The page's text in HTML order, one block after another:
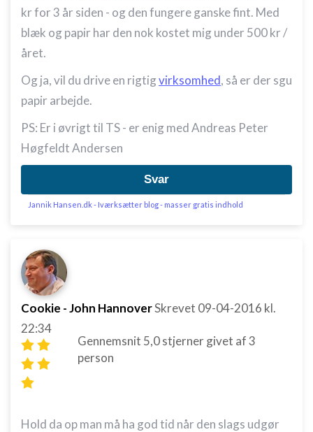
kr for 3 år siden - og den fungere ganske fint. Med
blæk og papir har den nok kostet mig under 500 kr /
året.
Og ja, vil du drive en rigtigvirksomhed, så er der sgu
papir arbejde.
PS: Er i øvrigt til TS - er enig med Andreas Peter
Høgfeldt Andersen
Svar
Jannik Hansen.dk - Iværksætter blog - masser gratis indhold
Cookie - John HannoverSkrevet 09-04-2016 kl.
22:34
Gennemsnit 5,0stjerner givet af3
person
Hold da op man må ha god tid når den slags udgør